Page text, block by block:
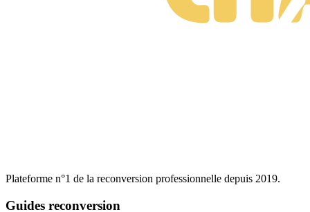
Plateforme n°1 de la reconversion professionnelle depuis 2019.
Guides reconversion